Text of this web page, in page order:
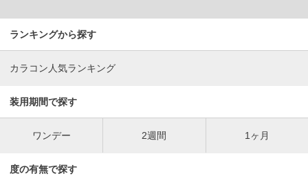
ランキングから探す
カラコン人気ランキング
装用期間で探す
ワンデー 2週間 1ヶ月
度の有無で探す